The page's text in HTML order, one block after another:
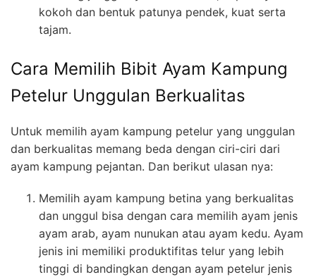
kokoh dan bentuk patunya pendek, kuat serta
tajam.
Cara Memilih Bibit Ayam Kampung
Petelur Unggulan Berkualitas
Untuk memilih ayam kampung petelur yang unggulan
dan berkualitas memang beda dengan ciri-ciri dari
ayam kampung pejantan. Dan berikut ulasan nya:
Memilih ayam kampung betina yang berkualitas
dan unggul bisa dengan cara memilih ayam jenis
ayam arab, ayam nunukan atau ayam kedu. Ayam
jenis ini memiliki produktifitas telur yang lebih
tinggi di bandingkan dengan ayam petelur jenis